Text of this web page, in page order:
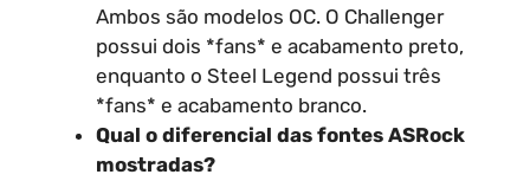
Ambos são modelos OC. O Challenger
possui dois *fans* e acabamento preto,
enquanto o Steel Legend possui três
*fans* e acabamento branco.
Qual o diferencial das fontes ASRock
mostradas?